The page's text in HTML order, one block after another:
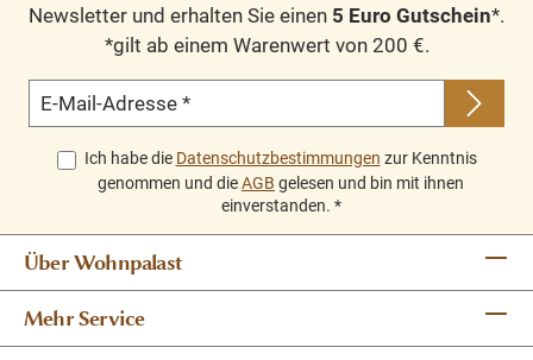
Newsletter und erhalten Sie einen 5 Euro Gutschein*.
*gilt ab einem Warenwert von 200 €.
E-Mail-Adresse *
Ich habe die Datenschutzbestimmungen zur Kenntnis
genommen und dieAGB gelesen und bin mit ihnen
einverstanden. *
Über Wohnpalast
Mehr Service